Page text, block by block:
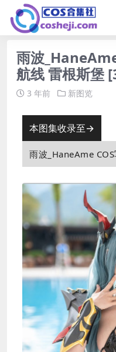
雨波
航线 雷根斯堡
3 年前 新图览
本图集收录至→
雨波_HaneAme